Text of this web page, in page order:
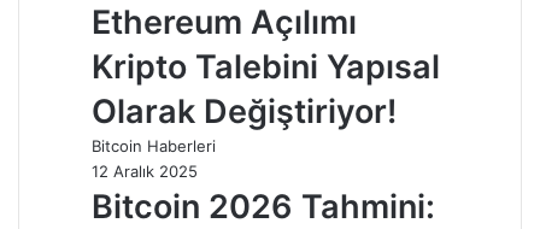
Ethereum Açılımı
Kripto Talebini Yapısal
Olarak Değiştiriyor!
Bitcoin Haberleri
12 Aralık 2025
Bitcoin 2026 Tahmini: